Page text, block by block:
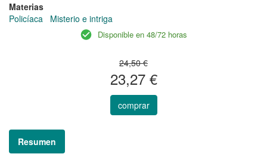
Materias
Policíaca
Misterio e intriga
Disponible en 48/72 horas
24,50 €
23,27 €
comprar
Resumen